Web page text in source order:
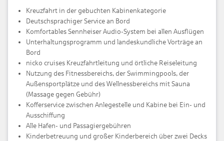
Kreuzfahrt in der gebuchten Kabinenkategorie
Deutschsprachiger Service an Bord
Komfortables Sennheiser Audio-System bei allen Ausflügen
Unterhaltungsprogramm und landeskundliche Vorträge an
Bord
nicko cruises Kreuzfahrtleitung und örtliche Reiseleitung
Nutzung des Fitnessbereichs, der Swimmingpools, der
Außensportplätze und des Wellnessbereichs mit Sauna
(Massage gegen Gebühr)
Kofferservice zwischen Anlegestelle und Kabine bei Ein- und
Ausschiffung
Alle Hafen- und Passagiergebühren
Kinderbetreuung und großer Kinderbereich über zwei Decks